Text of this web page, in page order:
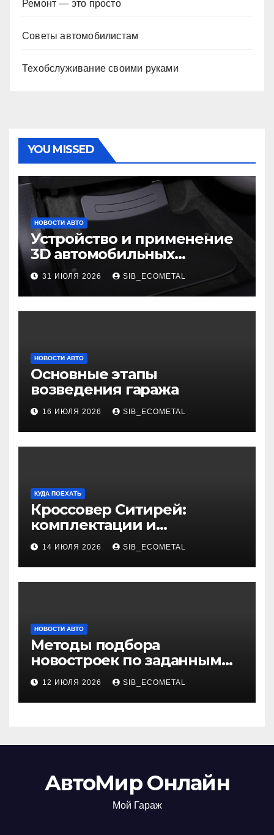
Ремонт — это просто
Советы автомобилистам
Техобслуживание своими руками
YOU MISSED
НОВОСТИ АВТО
Устройство и применение
3D автомобильных
ковриков
31 ИЮЛЯ 2026 SIB_ECOMETAL
НОВОСТИ АВТО
Основные этапы
возведения гаража
16 ИЮЛЯ 2026 SIB_ECOMETAL
КУДА ПОЕХАТЬ
Кроссовер Ситирей:
комплектации и
характеристики
14 ИЮЛЯ 2026 SIB_ECOMETAL
НОВОСТИ АВТО
Методы подбора
новостроек по заданным
критериям
12 ИЮЛЯ 2026 SIB_ECOMETAL
АвтоМир Онлайн
Мой Гараж